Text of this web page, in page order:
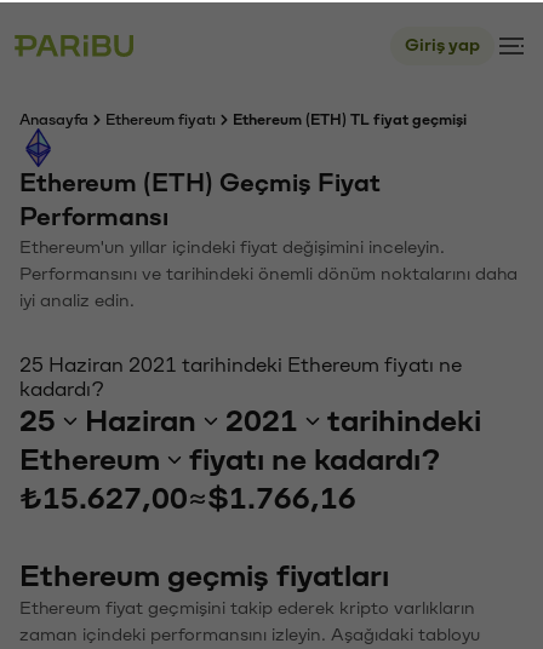
Giriş yap
Anasayfa Ethereum fiyatı Ethereum (ETH) TL fiyat geçmişi
Ethereum (ETH) Geçmiş Fiyat
Performansı
Ethereum'un yıllar içindeki fiyat değişimini inceleyin.
Performansını ve tarihindeki önemli dönüm noktalarını daha
iyi analiz edin.
25 Haziran 2021 tarihindeki Ethereum fiyatı ne
kadardı?
25 Haziran 2021
tarihindeki
Ethereum
fiyatı ne kadardı?
₺15.627,00≈$1.766,16
Ethereum geçmiş fiyatları
Ethereum fiyat geçmişini takip ederek kripto varlıkların
zaman içindeki performansını izleyin. Aşağıdaki tabloyu